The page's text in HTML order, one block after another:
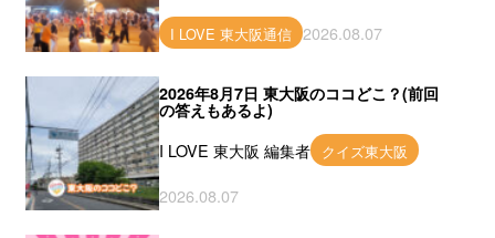
I LOVE 東大阪通信 2026.08.07
2026年8月7日 東大阪のココどこ？(前回
の答えもあるよ)
I LOVE 東大阪 編集者 クイズ東大阪
2026.08.07